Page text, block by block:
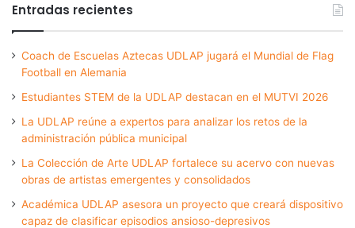
Entradas recientes
Coach de Escuelas Aztecas UDLAP jugará el Mundial de Flag
Football en Alemania
Estudiantes STEM de la UDLAP destacan en el MUTVI 2026
La UDLAP reúne a expertos para analizar los retos de la
administración pública municipal
La Colección de Arte UDLAP fortalece su acervo con nuevas
obras de artistas emergentes y consolidados
Académica UDLAP asesora un proyecto que creará dispositivo
capaz de clasificar episodios ansioso-depresivos